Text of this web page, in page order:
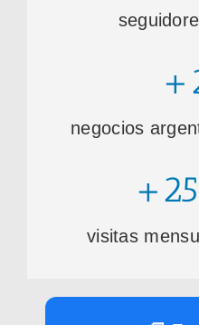
negocios
visitas